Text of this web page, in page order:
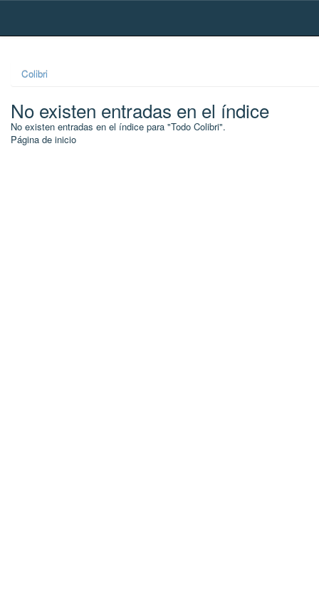
Skip
Colibri
No existen entradas en el índice
No existen entradas en el índice para "Todo Colibri".
Página de inicio